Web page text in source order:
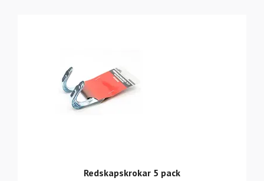
Redskapskrokar 5 pack